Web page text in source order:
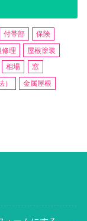
付帯部
保険
修理
屋根塗装
相場
窓
金属屋根